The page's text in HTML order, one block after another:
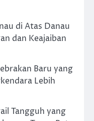
di Atas Danau
dan Keajaiban
Baru yang
Lebih
Tangguh yang